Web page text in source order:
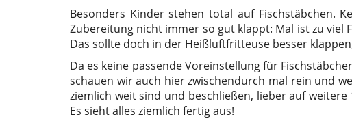
Besonders Kinder stehen total auf Fischstäbchen.
Zubereitung nicht immer so gut klappt: Mal ist zu viel
Das sollte doch in der Heißluftfritteuse besser
Da es keine passende Voreinstellung für
schauen wir auch hier zwischendurch mal rein und
ziemlich weit sind und beschließen, lieber auf
Es sieht alles ziemlich fertig aus!